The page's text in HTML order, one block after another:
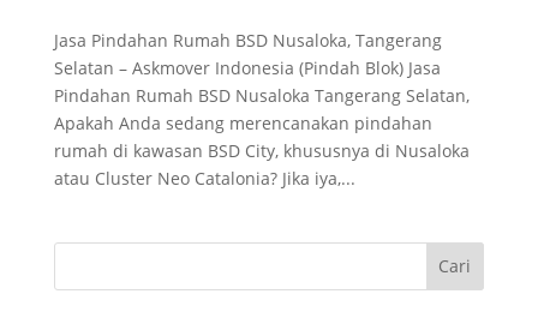
Jasa Pindahan Rumah BSD Nusaloka, Tangerang
Selatan – Askmover Indonesia (Pindah Blok) Jasa
Pindahan Rumah BSD Nusaloka Tangerang Selatan,
Apakah Anda sedang merencanakan pindahan
rumah di kawasan BSD City, khususnya di Nusaloka
atau Cluster Neo Catalonia? Jika iya,...
Cari